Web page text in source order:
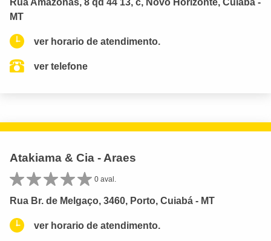
MT
ver horario de atendimento.
ver telefone
Atakiama & Cia - Araes
0 aval.
Rua Br. de Melgaço, 3460, Porto, Cuiabá - MT
ver horario de atendimento.